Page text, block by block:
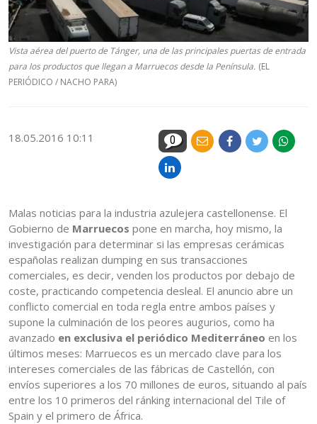
Vista aérea del puerto de Tánger, una de las principales puertas de entrada
para los productos que llegan a Marruecos desde la Península. (EL
PERIÓDICO / NACHO PARA)
18.05.2016 10:11 0
Malas noticias para la industria azulejera castellonense. El
Gobierno de Marruecos pone en marcha, hoy mismo, la
investigación para determinar si las empresas cerámicas
españolas realizan dumping en sus transacciones
comerciales, es decir, venden los productos por debajo de
coste, practicando competencia desleal. El anuncio abre un
conflicto comercial en toda regla entre ambos países y
supone la culminación de los peores augurios, como ha
avanzado en exclusiva el periódico Mediterráneo en los
últimos meses: Marruecos es un mercado clave para los
intereses comerciales de las fábricas de Castellón, con
envíos superiores a los 70 millones de euros, situando al país
entre los 10 primeros del ránking internacional del Tile of
Spain y el primero de África.